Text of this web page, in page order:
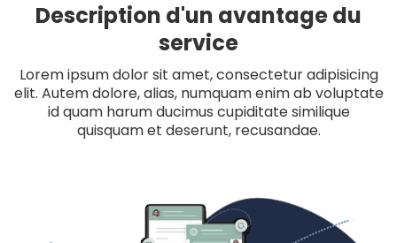
Description d'un avantage du
service
Lorem ipsum dolor sit amet, consectetur adipisicing
elit. Autem dolore, alias, numquam enim ab voluptate
id quam harum ducimus cupiditate similique
quisquam et deserunt, recusandae.